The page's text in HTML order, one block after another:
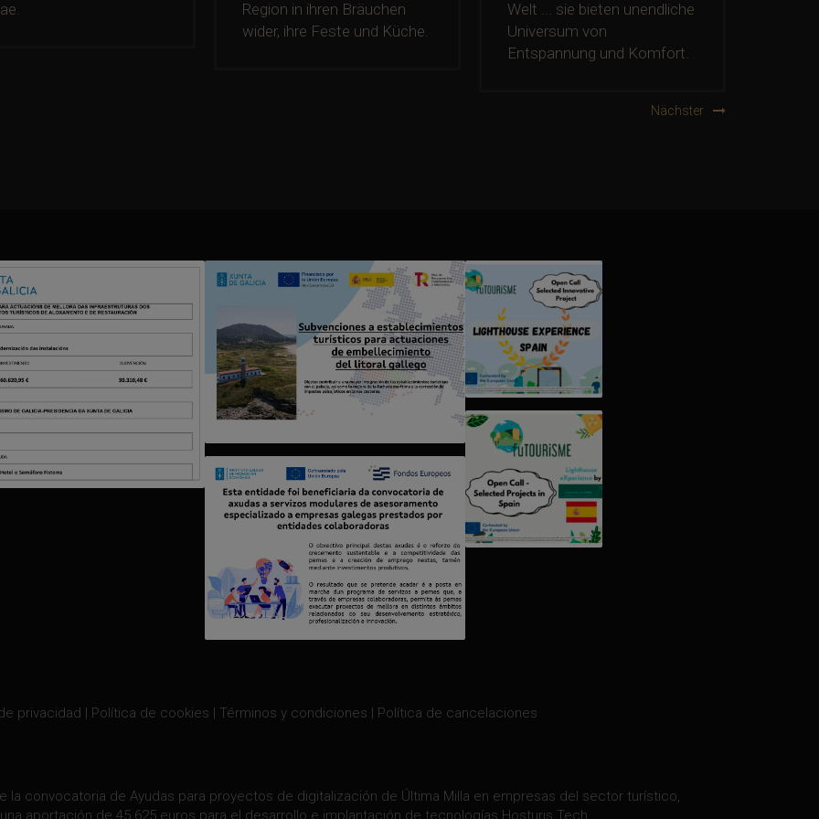
Region in ihren Bräuchen
wider, ihre Feste und Küche.
Welt ... sie bieten unendliche
Universum von
Entspannung und Komfort.
Nächster
privacidad | Política de cookies | Términos y condiciones | Política de cancelaciones
convocatoria de Ayudas para proyectos de digitalización de Última Milla en empresas del sector turístico,
aportación de 45.625 euros para el desarrollo e implantación de tecnologías Hosturis Tech.